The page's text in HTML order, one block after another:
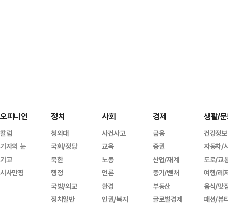
오피니언
칼럼
기자의 눈
기고
시사만평
정치
청와대
국회/정당
북한
행정
국방/외교
정치일반
사회
사건사고
교육
노동
언론
환경
인권/복지
경제
금융
증권
산업/재계
중기/벤처
부동산
글로벌경제
생활/
건강정보
자동차/
도로/교
여행/레
음식/맛
패션/뷰